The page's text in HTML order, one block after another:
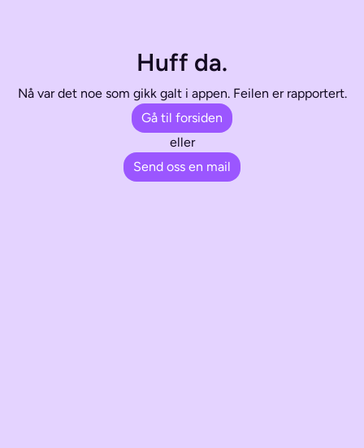
Huff da.
Nå var det noe som gikk galt i appen. Feilen er rapportert.
Gå til forsiden
eller
Send oss en mail